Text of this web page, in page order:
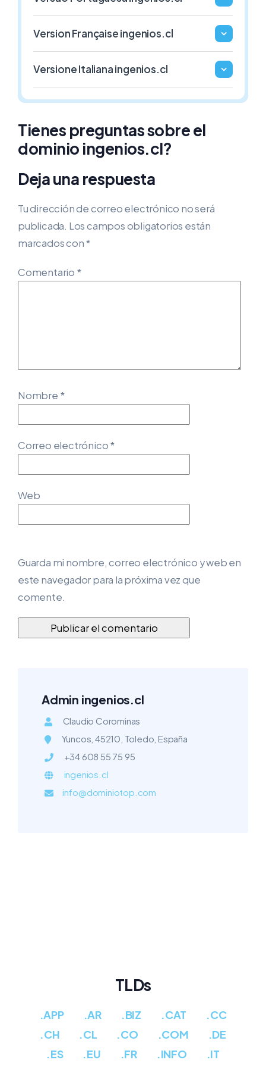
.GAFE.ES
ESPAÑA
1€ / Año
.3DD.ES
1€ / Año
Version Française ingenios.cl
Versione Italiana ingenios.cl
Tienes preguntas sobre el
dominio ingenios.cl?
Deja una respuesta
Tu dirección de correo electrónico no será
publicada. Los campos obligatorios están
marcados con*
Comentario *
Nombre *
Correo electrónico*
Web
Guarda mi nombre, correo electrónico y web en
este navegador para la próxima vez que
comente.
Admin ingenios.cl
Claudio Corominas
Yuncos, 45210, Toledo, España
+34 608 55 75 95
ingenios.cl
info@dominiotop.com
TLDs
.APP .AR .BIZ .CAT
.CC
.CH
.CL .CO .COM
.DE
.ES
.EU .FR .INFO .IT